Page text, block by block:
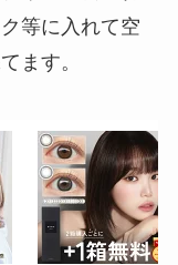
等に入れて空
ます。